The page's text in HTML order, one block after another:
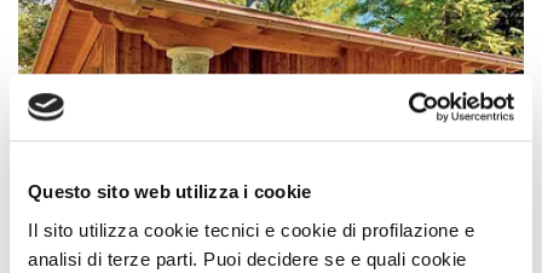
Questo sito web utilizza i cookie
Il sito utilizza cookie tecnici e cookie di profilazione e
analisi di terze parti. Puoi decidere se e quali cookie
Lazy Bee Camping Village